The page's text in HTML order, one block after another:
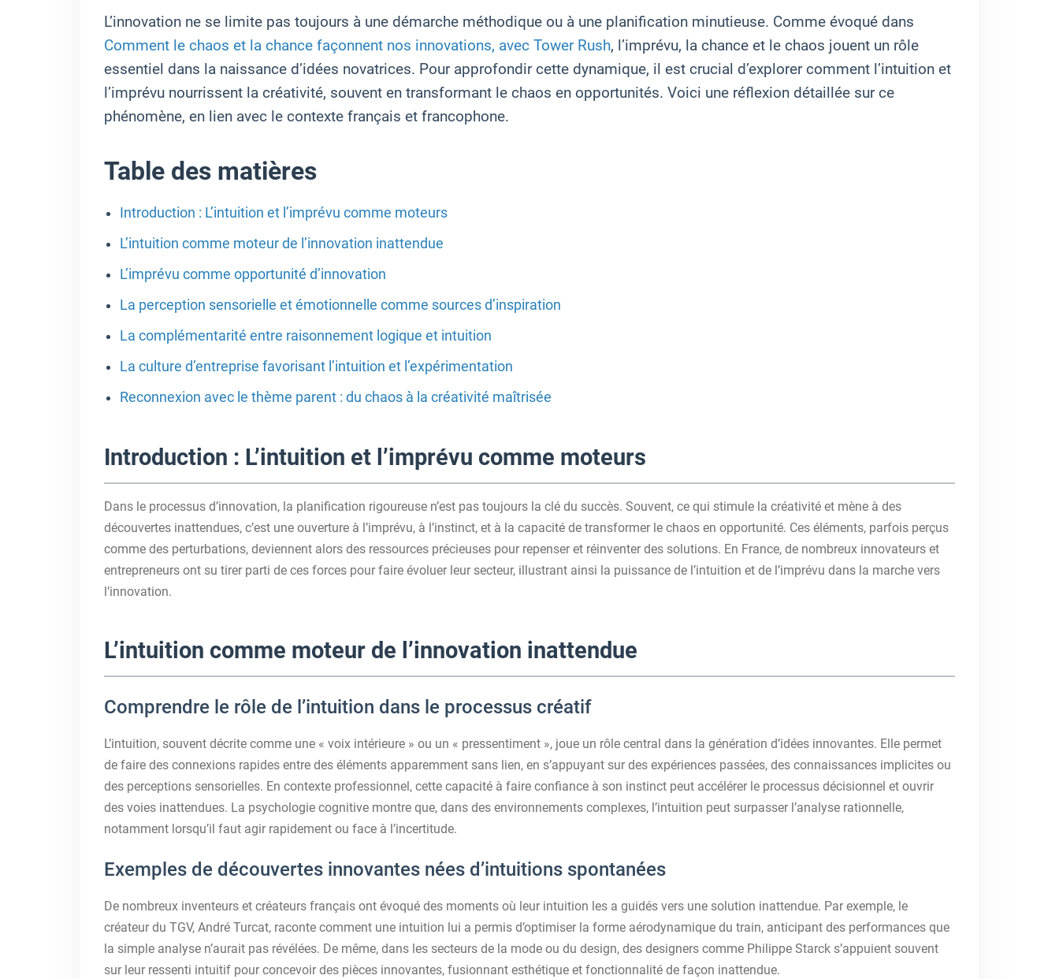
L’innovation ne se limite pas toujours à une démarche méthodique ou à une planification minutieuse. Comme évoqué dans
Comment le chaos et la chance façonnent nos innovations, avec Tower Rush, l’imprévu, la chance et le chaos jouent un rôle
essentiel dans la naissance d’idées novatrices. Pour approfondir cette dynamique, il est crucial d’explorer comment l’intuition et
l’imprévu nourrissent la créativité, souvent en transformant le chaos en opportunités. Voici une réflexion détaillée sur ce
phénomène, en lien avec le contexte français et francophone.
Table des matières
Introduction : L’intuition et l’imprévu comme moteurs
L’intuition comme moteur de l’innovation inattendue
L’imprévu comme opportunité d’innovation
La perception sensorielle et émotionnelle comme sources d’inspiration
La complémentarité entre raisonnement logique et intuition
La culture d’entreprise favorisant l’intuition et l’expérimentation
Reconnexion avec le thème parent : du chaos à la créativité maîtrisée
Introduction : L’intuition et l’imprévu comme moteurs
Dans le processus d’innovation, la planification rigoureuse n’est pas toujours la clé du succès. Souvent, ce qui stimule la créativité et mène à des
découvertes inattendues, c’est une ouverture à l’imprévu, à l’instinct, et à la capacité de transformer le chaos en opportunité. Ces éléments, parfois perçus
comme des perturbations, deviennent alors des ressources précieuses pour repenser et réinventer des solutions. En France, de nombreux innovateurs et
entrepreneurs ont su tirer parti de ces forces pour faire évoluer leur secteur, illustrant ainsi la puissance de l’intuition et de l’imprévu dans la marche vers
l’innovation.
L’intuition comme moteur de l’innovation inattendue
Comprendre le rôle de l’intuition dans le processus créatif
L’intuition, souvent décrite comme une « voix intérieure » ou un « pressentiment », joue un rôle central dans la génération d’idées innovantes. Elle permet
de faire des connexions rapides entre des éléments apparemment sans lien, en s’appuyant sur des expériences passées, des connaissances implicites ou
des perceptions sensorielles. En contexte professionnel, cette capacité à faire confiance à son instinct peut accélérer le processus décisionnel et ouvrir
des voies inattendues. La psychologie cognitive montre que, dans des environnements complexes, l’intuition peut surpasser l’analyse rationnelle,
notamment lorsqu’il faut agir rapidement ou face à l’incertitude.
Exemples de découvertes innovantes nées d’intuitions spontanées
De nombreux inventeurs et créateurs français ont évoqué des moments où leur intuition les a guidés vers une solution inattendue. Par exemple, le
créateur du TGV, André Turcat, raconte comment une intuition lui a permis d’optimiser la forme aérodynamique du train, anticipant des performances que
la simple analyse n’aurait pas révélées. De même, dans les secteurs de la mode ou du design, des designers comme Philippe Starck s’appuient souvent
sur leur ressenti intuitif pour concevoir des pièces innovantes, fusionnant esthétique et fonctionnalité de façon inattendue.